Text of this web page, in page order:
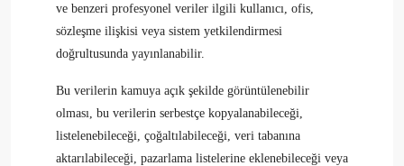
ve benzeri profesyonel veriler ilgili kullanıcı, ofis,
sözleşme ilişkisi veya sistem yetkilendirmesi
doğrultusunda yayınlanabilir.
Bu verilerin kamuya açık şekilde görüntülenebilir
olması, bu verilerin serbestçe kopyalanabileceği,
listelenebileceği, çoğaltılabileceği, veri tabanına
aktarılabileceği, pazarlama listelerine eklenebileceği veya